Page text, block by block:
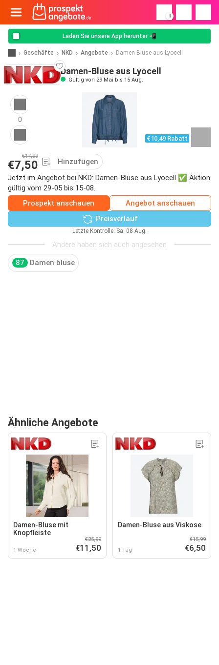
!
Laden Sie unsere App herunter 📲
Geschäfte NKD Angebote Damen-Bluse aus Lyocell
Damen-Bluse aus Lyocell
Gültig von 29 Mai bis 15 Aug.
0
€10,49 Rabatt
€17,99
€7,50
Hinzufügen
Jetzt im Angebot bei NKD: Damen-Bluse aus Lyocell ✅ Aktion
gültig vom 29-05 bis 15-08.
Prospekt anschauen
Angebot anschauen
Preisverlauf
Letzte Kontrolle: Sa. 08 Aug.
Andere haben sich auch angesehen
87 Damen bluse
Ähnliche Angebote
Damen-Bluse mit
Knopfleiste
1 Woche
€25,99
€11,50
Damen-Bluse aus Viskose
1 Tag
€15,99
€6,50